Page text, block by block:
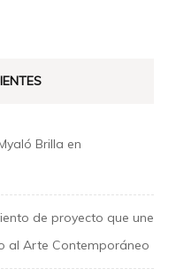
Brilla en
de proyecto que une
al Arte Contemporáneo